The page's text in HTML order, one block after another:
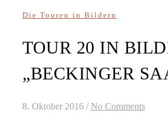
Die Touren in Bildern
TOUR 20 IN
„BECKINGER
8. Oktober 2016 / No Comments